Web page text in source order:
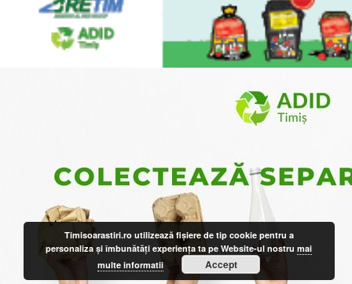
Timisoarastiri.ro utilizează fişiere de tip cookie pentru a
personaliza și îmbunătăți experiența ta pe Website-ul nostrumai
multe informatii
Accept